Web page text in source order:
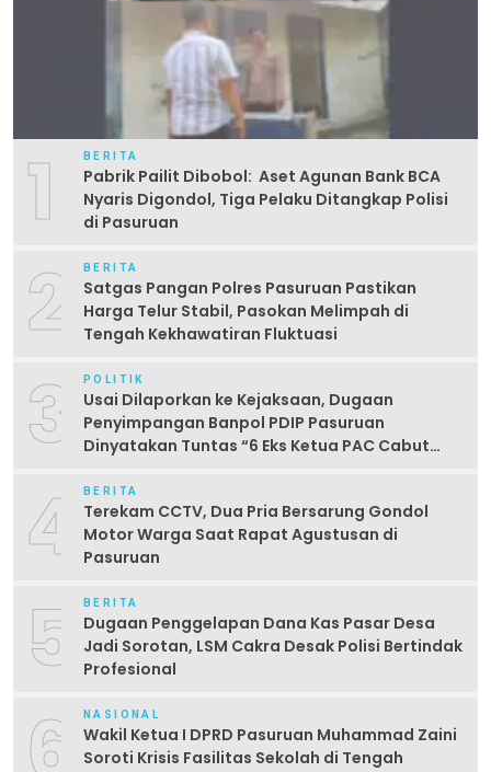
1 BERITA
Pabrik Pailit Dibobol: Aset Agunan Bank BCA
Nyaris Digondol, Tiga Pelaku Ditangkap Polisi
di Pasuruan
2 BERITA
Satgas Pangan Polres Pasuruan Pastikan
Harga Telur Stabil, Pasokan Melimpah di
Tengah Kekhawatiran Fluktuasi
3 POLITIK
Usai Dilaporkan ke Kejaksaan, Dugaan
Penyimpangan Banpol PDIP Pasuruan
Dinyatakan Tuntas “6 Eks Ketua PAC Cabut
4 BERITA
Terekam CCTV, Dua Pria Bersarung Gondol
Motor Warga Saat Rapat Agustusan di
Pasuruan
5 BERITA
Dugaan Penggelapan Dana Kas Pasar Desa
Jadi Sorotan, LSM Cakra Desak Polisi Bertindak
Profesional
NASIONAL
Wakil Ketua I DPRD Pasuruan Muhammad Zaini
Soroti Krisis Fasilitas Sekolah di Tengah